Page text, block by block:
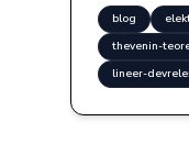
blog
thevenin-
lineer-